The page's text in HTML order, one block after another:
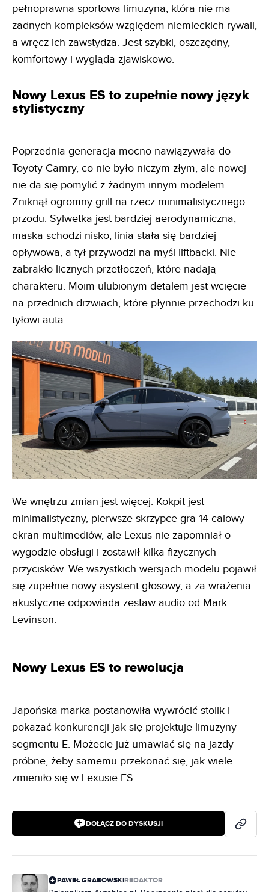
pełnoprawna sportowa limuzyna, która nie ma
żadnych kompleksów względem niemieckich rywali,
a wręcz ich zawstydza. Jest szybki, oszczędny,
komfortowy i wygląda zjawiskowo.
Nowy Lexus ES to zupełnie nowy język
stylistyczny
Poprzednia generacja mocno nawiązywała do
Toyoty Camry, co nie było niczym złym, ale nowej
nie da się pomylić z żadnym innym modelem.
Zniknął ogromny grill na rzecz minimalistycznego
przodu. Sylwetka jest bardziej aerodynamiczna,
maska schodzi nisko, linia stała się bardziej
opływowa, a tył przywodzi na myśl liftbacki. Nie
zabrakło licznych przetłoczeń, które nadają
charakteru. Moim ulubionym detalem jest wcięcie
na przednich drzwiach, które płynnie przechodzi ku
tyłowi auta.
We wnętrzu zmian jest więcej. Kokpit jest
minimalistyczny, pierwsze skrzypce gra 14-calowy
ekran multimediów, ale Lexus nie zapomniał o
wygodzie obsługi i zostawił kilka fizycznych
przycisków. We wszystkich wersjach modelu pojawił
się zupełnie nowy asystent głosowy, a za wrażenia
akustyczne odpowiada zestaw audio od Mark
Levinson.
Nowy Lexus ES to rewolucja
Japońska marka postanowiła wywrócić stolik i
pokazać konkurencji jak się projektuje limuzyny
segmentu E. Możecie już umawiać się na jazdy
próbne, żeby samemu przekonać się, jak wiele
zmieniło się w Lexusie ES.
DOŁĄCZ DO DYSKUSJI
PAWEŁ GRABOWSKIREDAKTOR